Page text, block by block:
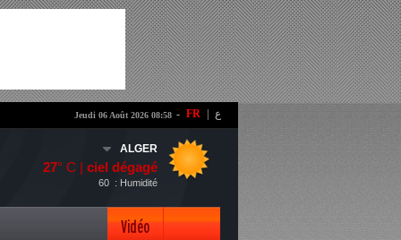
- FR ع Jeudi 06 Août 2026 08:58
ALGER
27° C | ciel dégagé
: Humidité
60
Vidéo